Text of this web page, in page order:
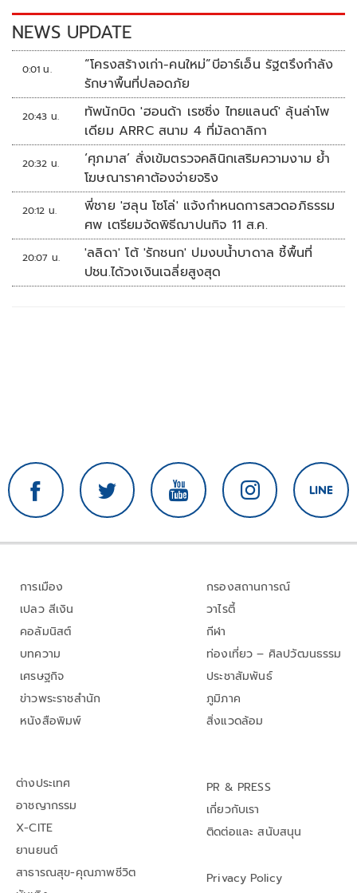
k k
NEWS UPDATE
0:01 น.
“โครงสร้างเก่า-คนใหม่”บีอาร์เอ็น รัฐตรึงกำลัง
รักษาพื้นที่ปลอดภัย
20:43 น.
ทัพนักบิด 'ฮอนด้า เรซซิ่ง ไทยแลนด์' ลุ้นล่าโพ
เดียม ARRC สนาม 4 ที่มัลดาลิกา
20:32 น.
‘ศุภมาส’ สั่งเข้มตรวจคลินิกเสริมความงาม ย้ำ
โฆษณาราคาต้องจ่ายจริง
20:12 น.
พี่ชาย 'ฮลุน โซโล่' แจ้งกำหนดการสวดอภิธรรม
ศพ เตรียมจัดพิธีฌาปนกิจ 11 ส.ค.
20:07 น.
'ลลิดา' โต้ 'รักชนก' ปมงบน้ำบาดาล ชี้พื้นที่
ปชน.ได้วงเงินเฉลี่ยสูงสุด
การเมือง
เปลว สีเงิน
คอลัมนิสต์
บทความ
เศรษฐกิจ
ข่าวพระราชสำนัก
หนังสือพิมพ์
กรองสถานการณ์
วาไรตี้
กีฬา
ท่องเที่ยว – ศิลปวัฒนธรรม
ประชาสัมพันธ์
ภูมิภาค
สิ่งแวดล้อม
ต่างประเทศ
อาชญากรรม
X-CITE
ยานยนต์
สาธารณสุข-คุณภาพชีวิต
PR & PRESS
เกี่ยวกับเรา
ติดต่อและ สนับสนุน
Privacy Policy